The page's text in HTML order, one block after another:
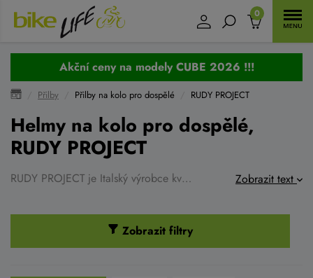
0
Akční ceny na modely CUBE 2026 !!!
Přilby Přilby na kolo pro dospělé RUDY PROJECT
Helmy na kolo pro dospělé,
RUDY PROJECT
RUDY PROJECT je Italský výrobce kvalitních sportovních brýlí s použitím těch najkvalitnějších čoček a materiálů. Brýle v perfektním designu, výborně sedí na obličeji, jednoduchá montáž. Zobrazit text
Zobrazit filtry